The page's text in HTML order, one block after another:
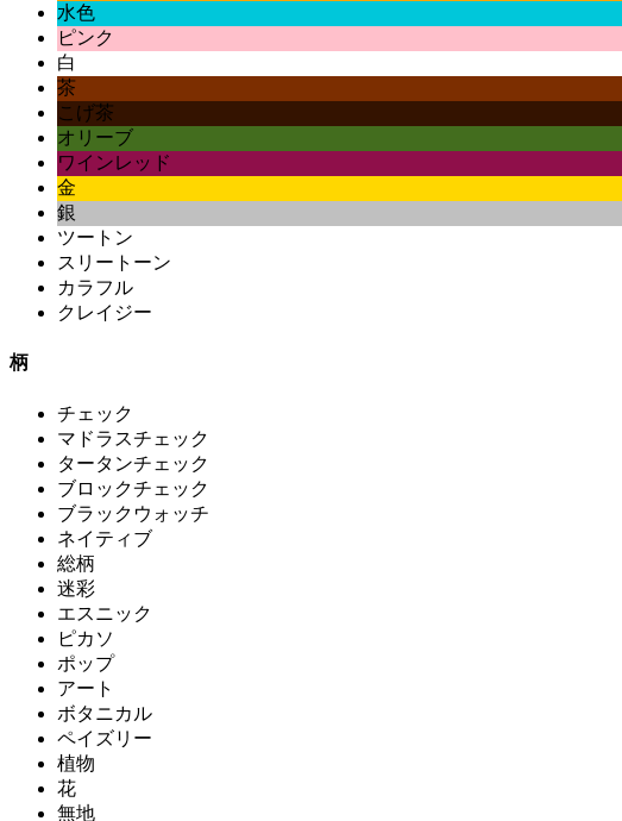
水色
ピンク
白
茶
こげ茶
オリーブ
ワインレッド
金
銀
ツートン
スリートーン
カラフル
クレイジー
柄
チェック
マドラスチェック
タータンチェック
ブロックチェック
ブラックウォッチ
ネイティブ
総柄
迷彩
エスニック
ピカソ
ポップ
アート
ボタニカル
ペイズリー
植物
花
無地